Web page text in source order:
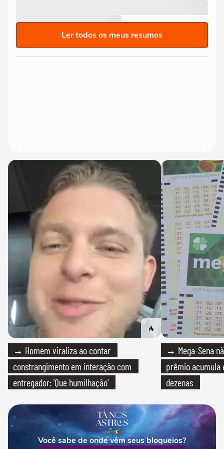
Ler todos os meus resumos
→ Homem viraliza ao contar
constrangimento em interação com
entregador: 'Que humilhação'
→ Mega-Sena
prêmio acumula
dezenas
Você sabe de onde vêm seus bloqueios?